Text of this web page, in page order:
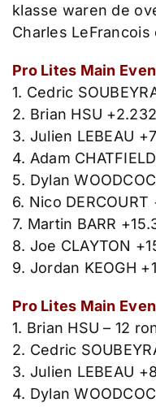
klasse waren de
Charles
Pro Lites Main
1. Cedric
2. Brian HSU
3. Julien LEBEAU
4. Adam
5. Dylan
6. Nico DERCOURT
7. Martin BARR
8. Joe CLAYTON
9. Jordan KEOGH
Pro Lites Main
1. Brian HSU – 12
2. Cedric
3. Julien LEBEAU
4. Dylan